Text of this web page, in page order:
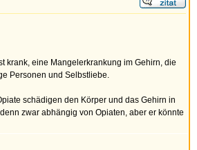
krank, eine Mangelerkrankung im Gehirn, die
Personen und Selbstliebe.
schädigen den Körper und das Gehirn in
zwar abhängig von Opiaten, aber er könnte